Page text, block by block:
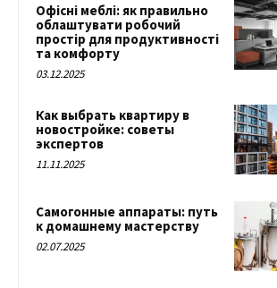
Офісні меблі: як правильно
облаштувати робочий
простір для продуктивності
та комфорту
03.12.2025
Как выбрать квартиру в
новостройке: советы
экспертов
11.11.2025
Самогонные аппараты: путь
к домашнему мастерству
02.07.2025